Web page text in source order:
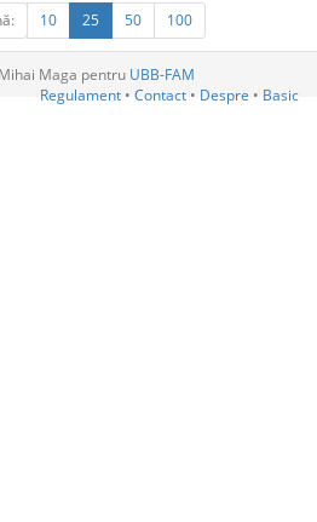
10 25 50 100
Maga pentru UBB-FAM
Regulament • Contact • Despre • Basic